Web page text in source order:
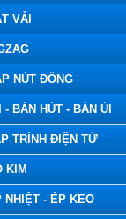
VẢI
NÚT ĐỒNG
- BÀN HÚT - BÀN ỦI
TRÌNH ĐIỆN TỬ
KIM
NHIỆT - ÉP KEO